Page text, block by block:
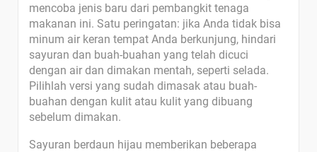
mencoba jenis baru dari pembangkit tenaga
makanan ini. Satu peringatan: jika Anda tidak bisa
minum air keran tempat Anda berkunjung, hindari
sayuran dan buah-buahan yang telah dicuci
dengan air dan dimakan mentah, seperti selada.
Pilihlah versi yang sudah dimasak atau buah-
buahan dengan kulit atau kulit yang dibuang
sebelum dimakan.
Sayuran berdaun hijau memberikan beberapa